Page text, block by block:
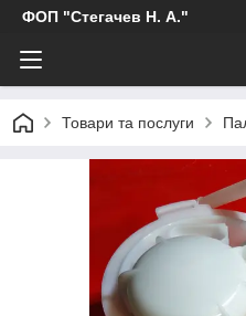
ФОП "Стегачев Н. А."
Товари та послуги